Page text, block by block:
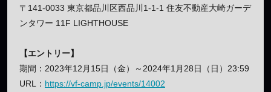
〒141-0033 東京都品川区西品川1-1-1 住友不動産大崎ガーデ
ンタワー 11F LIGHTHOUSE
【エントリー】
期間：2023年12月15日（金）～2024年1月28日（日）23:59
URL： https://vf-camp.jp/events/14002